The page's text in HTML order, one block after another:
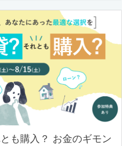
も購入？ お金のギモン